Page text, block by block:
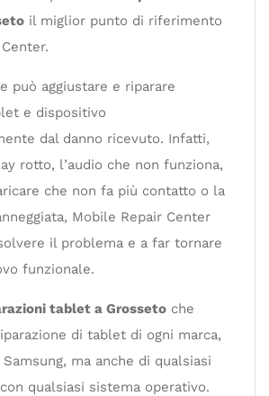
il miglior punto di riferimento
può aggiustare e riparare
e dispositivo
dal danno ricevuto. Infatti,
rotto, l’audio che non funziona,
che non fa più contatto o la
Mobile Repair Center
il problema e a far tornare
funzionale.
tablet a Grosseto che
di tablet di ogni marca,
Samsung, ma anche di qualsiasi
qualsiasi sistema operativo.